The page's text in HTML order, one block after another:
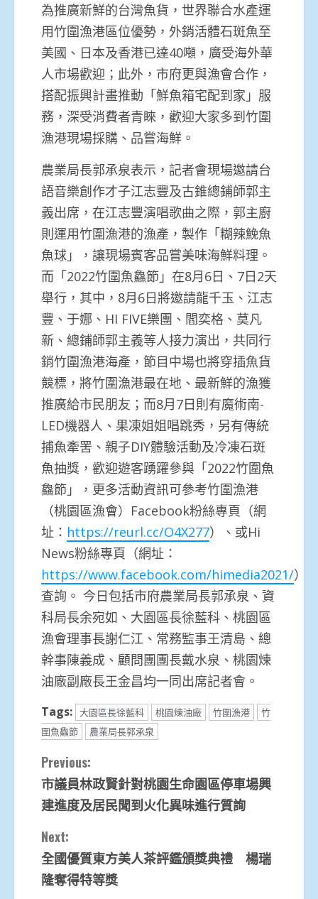
為推廣新鮮的台灣魚貨，世界聯合水產運
用竹圍漁港區位優勢，外銷活體石斑魚至
美國、日本及香港已達40噸，廣受海外華
人市場歡迎；此外，市府更與漁會合作，
搭配振興計畫推動「鮮魚箱宅配到家」服
務，深受消費者青睞，歡迎大家多到竹圍
漁港現場採購、品嘗海鮮。
農業局長郭承泉表示，記者會現場邀請台
語音樂創作才子江志豐及古錐總鋪師郭主
義出席，在江志豐演唱歌曲之際，郭主廚
則運用竹圍漁港的漁產，製作「糊辣鮸魚
魚球」，讓現場賓客品嘗美味海鮮料理。
而「2022竹圍魚鱻節」在8月6日、7日2天
舉行，其中，8月6日將邀請龍千玉、江志
豐、于娜、HI FIVE樂團、閻奕格、莫凡
新、總鋪師郭主義等人接力演出，共同行
銷竹圍漁港海產，節目中場也將穿插魚貨
競標，將竹圍漁港最在地、最新鮮的漁獲
推廣給市民朋友；而8月7日則有魔術南-
LED機器人、果凍姐姐唱跳秀，另有傳統
捕魚牽罟、親子DIY體驗活動及冷凍石斑
魚抽獎，歡迎遊客踴躍參與「2022竹圍魚
鱻節」，更多活動資訊可參考竹圍漁港
（桃園區漁會）Facebook粉絲專頁（網
址： https://reurl.cc/O4X277）、或Hi
News粉絲專頁（網址：
https://www.facebook.com/himedia2021/）
查詢。 今日包括市府農業局長郭承泉、資
科局長余宛如、大園區長徐藍科、桃園區
漁會理事長謝仁江、常務監事王清島、總
幹事陳義成、顧問團團長戴水泉、桃園煉
油廠副廠長王金昌均一同出席記者會。
Tags: 大園區長徐藍科 桃園煉油廠 竹圍漁港
竹
圍魚鱻節
農業局長郭承泉
Continue
Reading
Previous:
市議員林政賢針對桃園生命園區停車場興
建進度及居民聞到火化異味進行質詢
Next:
全國優質東方美人茶評鑑頒獎典禮 楊瑞
隆奪得特等獎